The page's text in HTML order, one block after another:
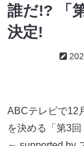
誰だ!? 「
決定!
ABCテレビで12
を決める「第3